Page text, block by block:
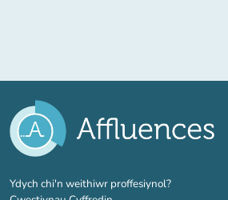
Ydych chi'n weithiwr proffesiynol?(tab newydd)